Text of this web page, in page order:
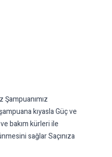
kıyasla Güç ve
bakım kürleri ile
sağlar Saçınıza